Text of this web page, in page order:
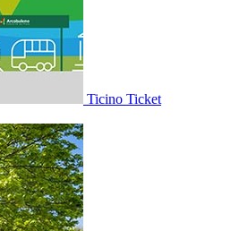
Ticino Ticket